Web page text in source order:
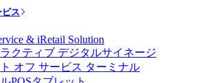
ス
& iRetail Solution
クティブ デジタルサイネージ
オフ サービス ターミナル